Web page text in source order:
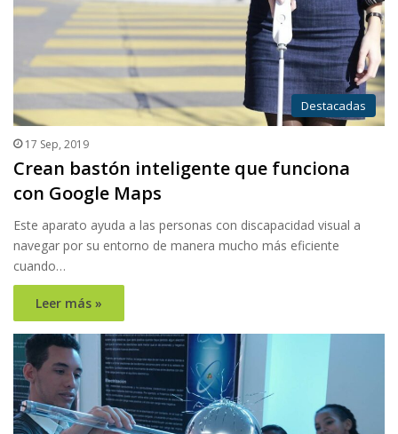
Destacadas
17 Sep, 2019
Crean bastón inteligente que funciona
con Google Maps
Este aparato ayuda a las personas con discapacidad visual a
navegar por su entorno de manera mucho más eficiente
cuando…
Leer más »